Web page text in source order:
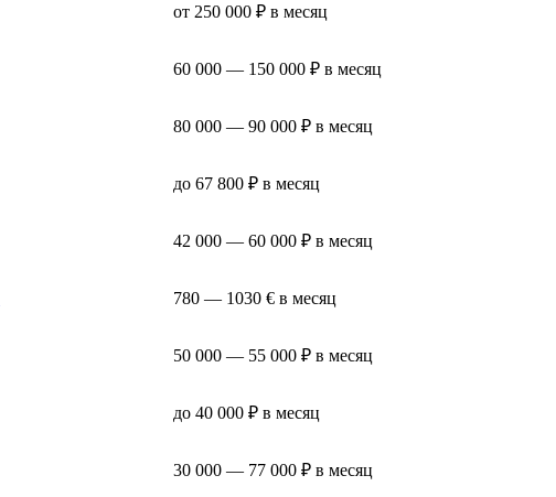
от 250 000 ₽ в месяц
60 000 — 150 000 ₽ в месяц
80 000 — 90 000 ₽ в месяц
до 67 800 ₽ в месяц
42 000 — 60 000 ₽ в месяц
780 — 1030 € в месяц
50 000 — 55 000 ₽ в месяц
до 40 000 ₽ в месяц
30 000 — 77 000 ₽ в месяц